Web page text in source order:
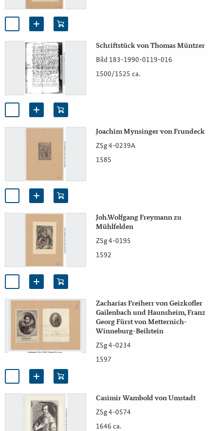
Schriftstück von Thomas Müntzer
Bild 183-1990-0119-016
1500/1525 ca.
Joachim Mynsinger von Frundeck
ZSg 4-0239A
1585
Joh.Wolfgang Freymann zu
Mühlfelden
ZSg 4-0195
1592
Zacharias Freiherr von Geizkofler
Gailenbach und Haunsheim, Franz
Georg Fürst von Metternich-
Winneburg-Beilstein
ZSg 4-0234
1597
Casimir Wambold von Umstadt
ZSg 4-0574
1646 ca.